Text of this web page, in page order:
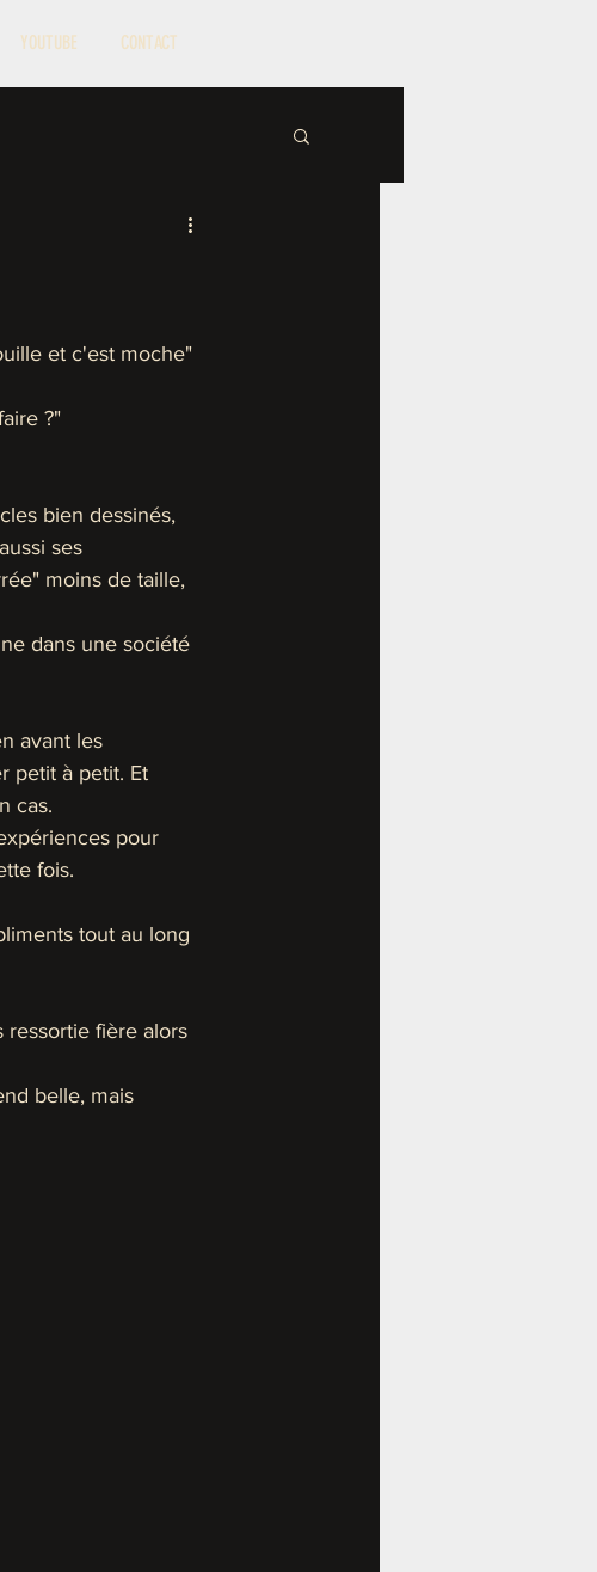
YOUTUBE CONTACT
et c'est moche"
?"
bien dessinés,
ses
moins de taille,
dans une société
avant les
petit à petit. Et
cas.
pour
fois.
tout au long
fière alors
belle, mais